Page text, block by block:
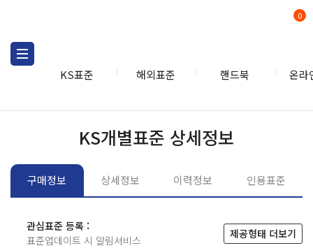
KS표준 해외표준 핸드북 온라
0
KS개별표준 상세정보
구매정보 상세정보 이력정보 인용표준
관심표준 등록 :
표준업데이트 시 알림서비스
제공형태 더보기